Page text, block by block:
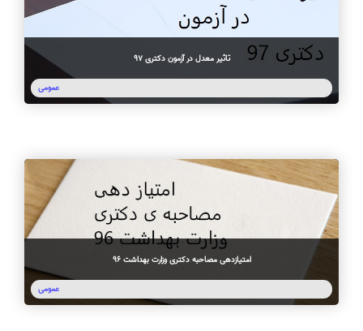
تاثیر معدل در آزمون دکتری 97
عمومی
امتیازدهی مصاحبه دکتری وزارت بهداشت 96
عمومی